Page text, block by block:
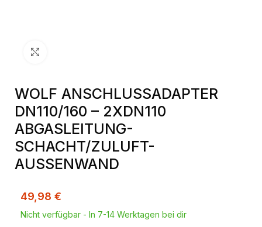
WOLF ANSCHLUSSADAPTER
DN110/160 – 2XDN110
ABGASLEITUNG-
SCHACHT/ZULUFT-
AUSSENWAND
49,98 €
Nicht verfügbar - In 7-14 Werktagen bei dir